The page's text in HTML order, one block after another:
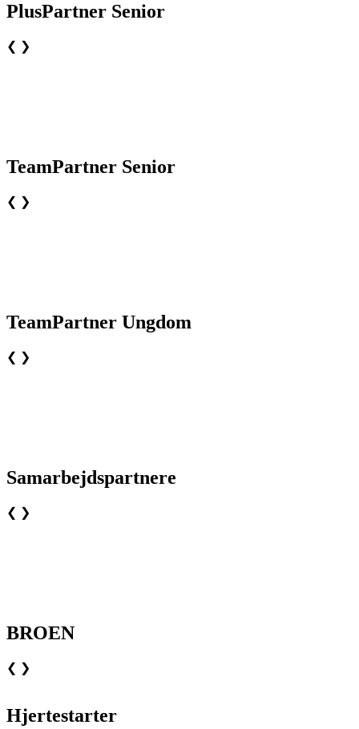
PlusPartner Senior
❮ ❯
TeamPartner Senior
❮ ❯
TeamPartner Ungdom
❮ ❯
Samarbejdspartnere
❮ ❯
BROEN
❮ ❯
Hjertestarter